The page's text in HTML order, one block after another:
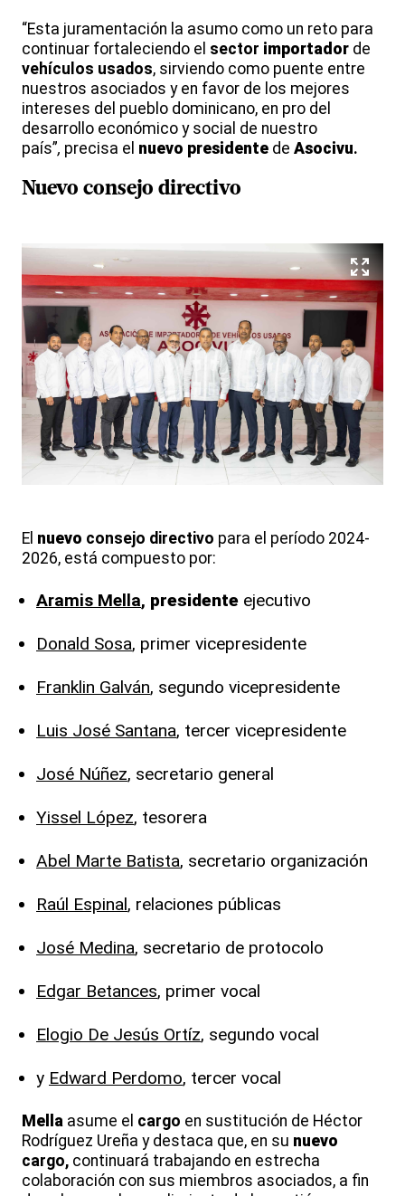
“Esta juramentación la asumo como un reto para
continuar fortaleciendo el sector importador de
vehículos usados, sirviendo como puente entre
nuestros asociados y en favor de los mejores
intereses del pueblo dominicano, en pro del
desarrollo económico y social de nuestro
país”, precisa el nuevo presidente de Asocivu.
Nuevo consejo directivo
El nuevo consejo directivo para el período 2024-
2026, está compuesto por:
Aramis Mella, presidente ejecutivo
Donald Sosa, primer vicepresidente
Franklin Galván, segundo vicepresidente
Luis José Santana, tercer vicepresidente
José Núñez, secretario general
Yissel López, tesorera
Abel Marte Batista, secretario organización
Raúl Espinal, relaciones públicas
José Medina, secretario de protocolo
Edgar Betances, primer vocal
Elogio De Jesús Ortíz, segundo vocal
y Edward Perdomo, tercer vocal
Mella asume el cargo en sustitución de Héctor
Rodríguez Ureña y destaca que, en su nuevo
cargo, continuará trabajando en estrecha
colaboración con sus miembros asociados, a fin